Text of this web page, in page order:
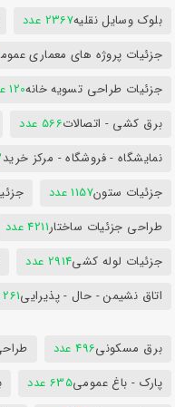
بلوک وسایل نقلیه2367 عدد
جزئیات پروژه های معماری
جزئیات طراحی تسویه خانه120 عدد
برق کشی - اتصالات566 عدد
نمایشگاه - فروشگاه - مرکز خرید
جزئیات ستون1157 عدد
طراحی جزئیات ساختار4211 عدد
جزئیات لوله کشی2914 عدد
اتاق نشیمن - حال - پذیرایی261 عدد
برق مسکونی496 عدد
پارک - باغ عمومی635 عدد